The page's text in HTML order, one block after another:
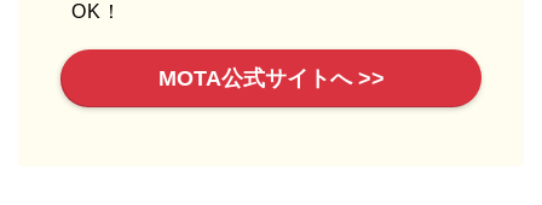
OK！
MOTA公式サイトへ >>